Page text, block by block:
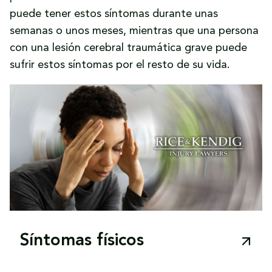
cuidados a largo plazo.
Si usted o un ser querido ha sufrido un
traumatismo cerebral grave a causa de un
accidente en un campo petrolífero, los
abogados especializados en lesiones en
yacimientos petrolíferos de Shreveport de
Rice & Kendig pueden luchar por su justicia y
recuperación.
puede tener estos síntomas durante unas
semanas o unos meses, mientras que una persona
con una lesión cerebral traumática grave puede
sufrir estos síntomas por el resto de su vida.
Síntomas físicos